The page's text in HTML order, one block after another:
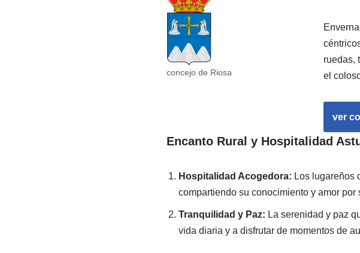
concejo de Riosa
ruedas,
el
ver
Encanto Rural y Hospitalidad
Hospitalidad Acogedora: Los lugareños
compartiendo su conocimiento y amor
Tranquilidad y Paz: La serenidad y paz
vida diaria y a disfrutar de momentos de